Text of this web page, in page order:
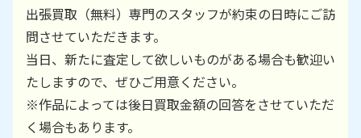
出張買取（無料）専門のスタッフが約束の日時にご訪
問させていただきます。
当日、新たに査定して欲しいものがある場合も歓迎い
たしますので、ぜひご用意ください。
※作品によっては後日買取金額の回答をさせていただ
く場合もあります。